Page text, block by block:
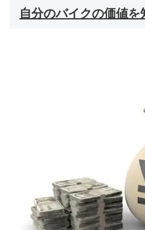
自分のバイクの価値を